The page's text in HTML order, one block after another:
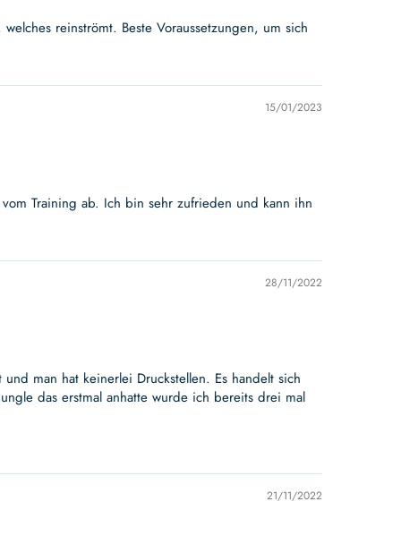
reinströmt. Beste Voraussetzungen, um sich
15/01/2023
Training ab. Ich bin sehr zufrieden und kann ihn
28/11/2022
man hat keinerlei Druckstellen. Es handelt sich
das erstmal anhatte wurde ich bereits drei mal
21/11/2022